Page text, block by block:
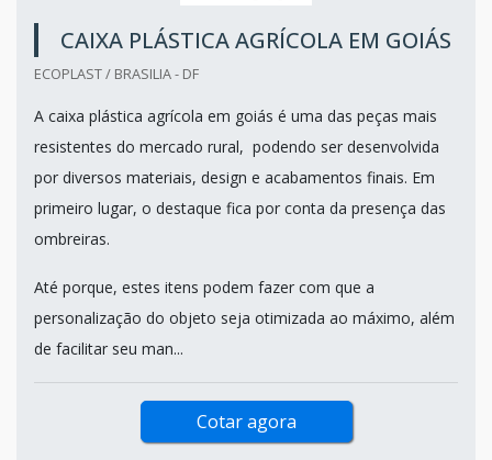
CAIXA PLÁSTICA AGRÍCOLA EM GOIÁS
ECOPLAST / BRASILIA - DF
A caixa plástica agrícola em goiás é uma das peças mais
resistentes do mercado rural, podendo ser desenvolvida
por diversos materiais, design e acabamentos finais. Em
primeiro lugar, o destaque fica por conta da presença das
ombreiras.
Até porque, estes itens podem fazer com que a
personalização do objeto seja otimizada ao máximo, além
de facilitar seu man...
Cotar agora